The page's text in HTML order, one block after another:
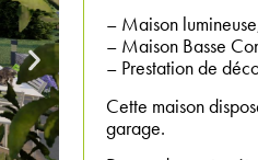
– Maison
– Maison Basse
– Prestation de
Cette maison
garage.